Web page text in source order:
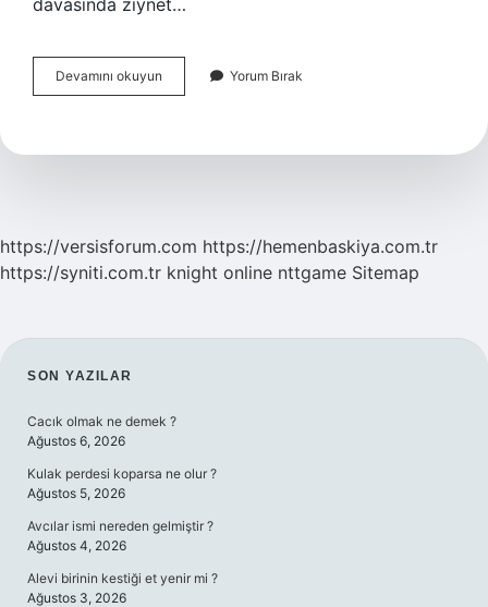
davasında ziynet…
Devamını okuyun
Kararı
Verilir
Yorum Bırak
https://versisforum.com https://hemenbaskiya.com.tr
https://syniti.com.tr knight online nttgame Sitemap
SIDEBAR
SON YAZILAR
Cacık olmak ne demek ?
Ağustos 6, 2026
Kulak perdesi koparsa ne olur ?
Ağustos 5, 2026
Avcılar ismi nereden gelmiştir ?
Ağustos 4, 2026
Alevi birinin kestiği et yenir mi ?
Ağustos 3, 2026